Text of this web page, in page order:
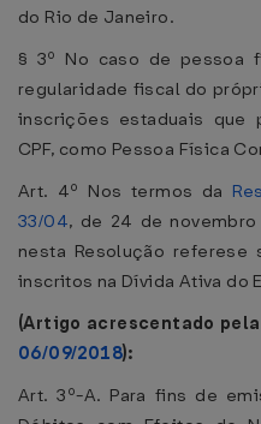
do Rio de Janeiro.
§ 3º No caso de pessoa
regularidade fiscal do
inscrições estaduais que
CPF, como Pessoa Física
Art. 4º Nos termos da
33/04, de 24 de
nesta Resolução referese
inscritos na Dívida Ativa do
(Artigo acrescentado pela
06/09/2018):
Art. 3º-A. Para fins de